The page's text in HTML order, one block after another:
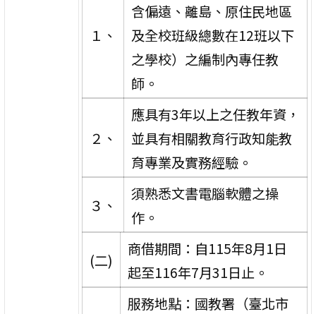
１、
含偏遠、離島、原住民地區
及全校班級總數在12班以下
之學校）之編制內專任教
師。
２、
應具有3年以上之任教年資，
並具有相關教育行政知能教
育專業及實務經驗。
３、
須熟悉文書電腦軟體之操
作。
(二)
商借期間：自115年8月1日
起至116年7月31日止。
服務地點：國教署（臺北市